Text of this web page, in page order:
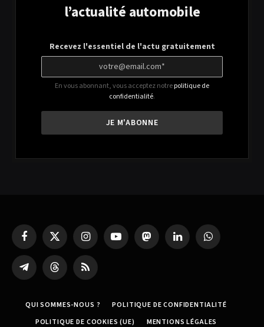
l’actualité automobile
Recevez l'essentiel de l'actu gratuitement
En vous abonnant, vous acceptez notrepolitique de
confidentialité.
FacebookX
(Twitter)
InstagramYouTube MastodonLinkedIn WhatsApp
Partager
sur
Threads RSS
QUI SOMMES-NOUS ?
POLITIQUE DE CONFIDENTIALITÉ
POLITIQUE DE COOKIES (UE)
MENTIONS LÉGALES